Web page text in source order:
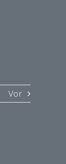
Vor